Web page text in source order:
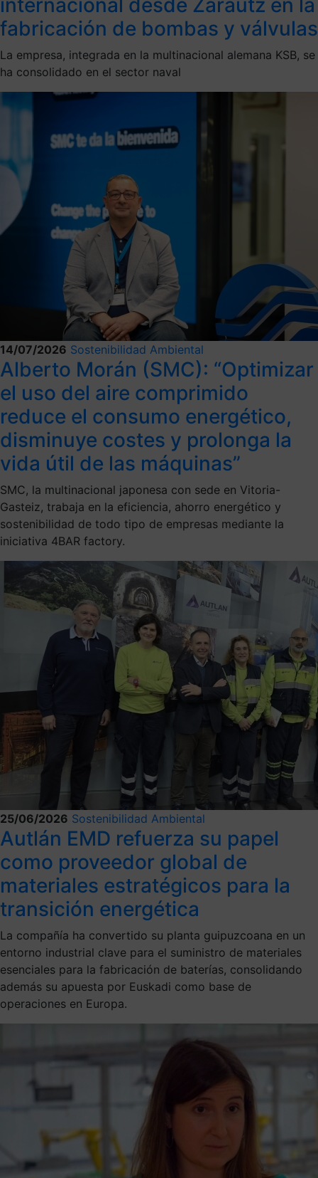
fabricación de bombas y válvulas
La empresa, integrada en la multinacional alemana KSB, se
ha consolidado en el sector naval
14/07/2026 Sostenibilidad Ambiental
Alberto Morán (SMC): “Optimizar
el uso del aire comprimido
reduce el consumo energético,
disminuye costes y prolonga la
vida útil de las máquinas”
SMC, la multinacional japonesa con sede en Vitoria-
Gasteiz, trabaja en la eficiencia, ahorro energético y
sostenibilidad de todo tipo de empresas mediante la
iniciativa 4BAR factory.
25/06/2026 Sostenibilidad Ambiental
Autlán EMD refuerza su papel
como proveedor global de
materiales estratégicos para la
transición energética
La compañía ha convertido su planta guipuzcoana en un
entorno industrial clave para el suministro de materiales
esenciales para la fabricación de baterías, consolidando
además su apuesta por Euskadi como base de
operaciones en Europa.